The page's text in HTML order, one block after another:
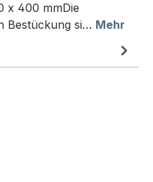
x 400 mmDie
Bestückung si… Mehr